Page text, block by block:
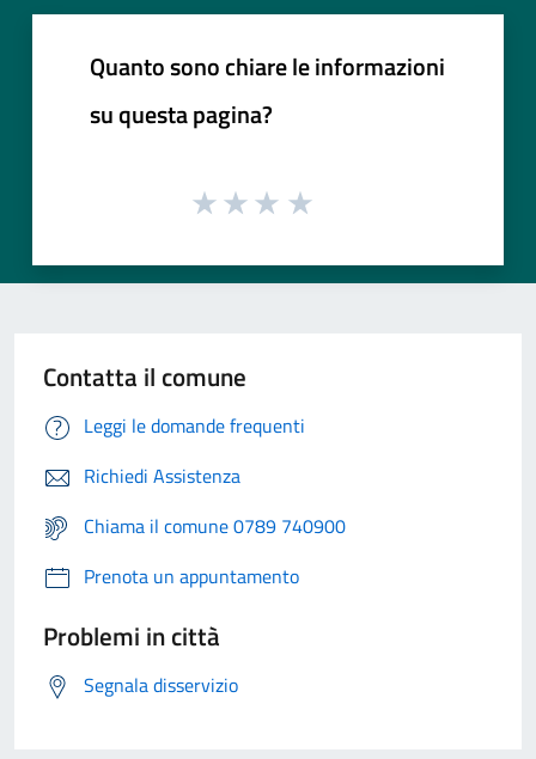
Quanto sono chiare le informazioni
su questa pagina?
Contatta il comune
Leggi le domande frequenti
Richiedi Assistenza
Chiama il comune 0789 740900
Prenota un appuntamento
Problemi in città
Segnala disservizio